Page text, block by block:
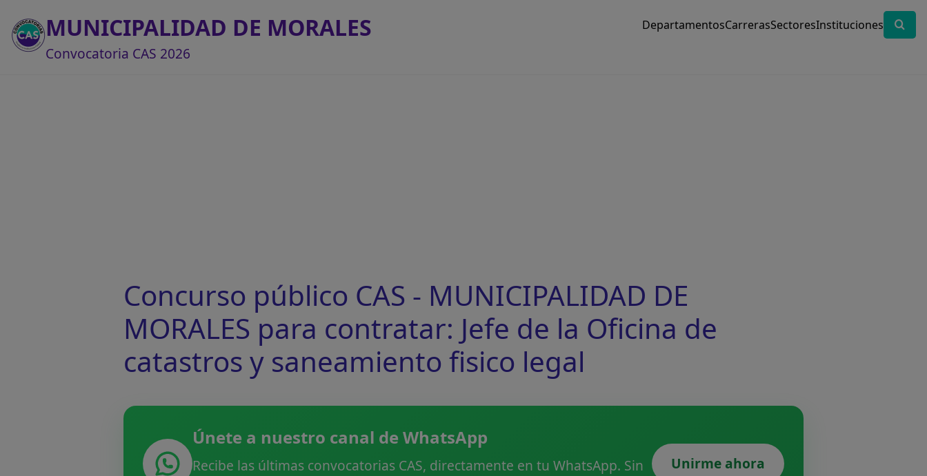
MUNICIPALIDAD DE MORALES
Convocatoria CAS 2026
DepartamentosCarrerasSectoresInstituciones
Concurso público CAS - MUNICIPALIDAD DE
MORALES para contratar: Jefe de la Oficina de
catastros y saneamiento fisico legal
Únete a nuestro canal de WhatsApp
Recibe las últimas convocatorias CAS, directamente en tu WhatsApp. Sin
Unirme ahora